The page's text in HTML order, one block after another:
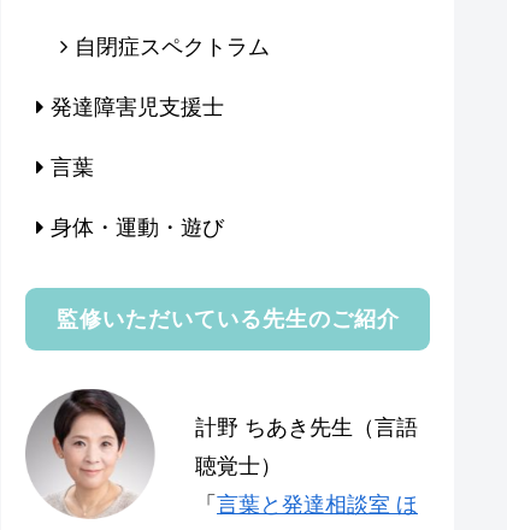
自閉症スペクトラム
発達障害児支援士
言葉
身体・運動・遊び
監修いただいている先生のご紹介
計野 ちあき先生（言語
聴覚士）
「 言葉と発達相談室 ほ